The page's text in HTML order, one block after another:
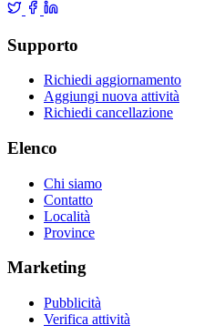
Supporto
Richiedi aggiornamento
Aggiungi nuova attività
Richiedi cancellazione
Elenco
Chi siamo
Contatto
Località
Province
Marketing
Pubblicità
Verifica attività